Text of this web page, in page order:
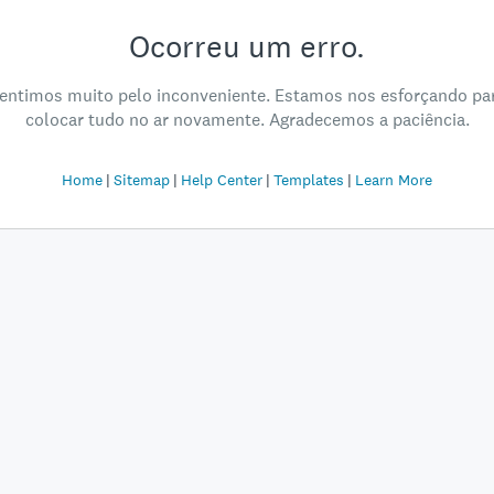
Ocorreu um erro.
muito pelo inconveniente. Estamos nos esforçando
colocar tudo no ar novamente. Agradecemos a paciência.
Home Sitemap Help Center Templates Learn More